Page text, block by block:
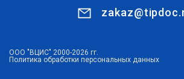
ООО "ВЦИС" 2000-2026 гг.
Политика обработки персональных данных